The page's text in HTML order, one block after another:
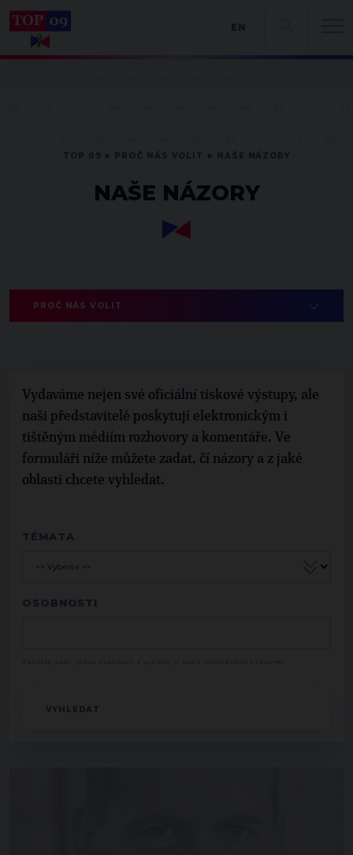
NAŠE NÁZORY
PROČ NÁS VOLIT
Vydaváme nejen své oficiální tiskové výstupy, ale
naši představitelé poskytují elektronickým i
tištěným médiím rozhovory a komentáře. Ve
formuláři níže můžete zadat, čí názory a z jaké
oblasti chcete vyhledat.
TÉMATA
OSOBNOSTI